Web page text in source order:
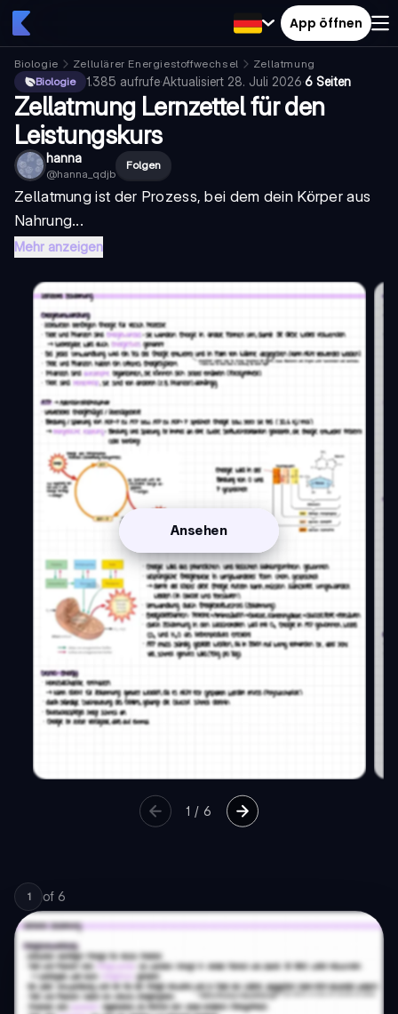
App öffnen
Biologie Zellulärer Energiestoffwechsel
Zellatmung
Biologie
1.385 aufrufe·Aktualisiert 28. Juli 2026·6 Seiten
Zellatmung Lernzettel für den
Leistungskurs
hanna
@hanna_qdjb
Folgen
Zellatmung ist der Prozess, bei dem dein Körper aus
Nahrung...
Mehr anzeigen
Ansehen
1 /6
1 of 6